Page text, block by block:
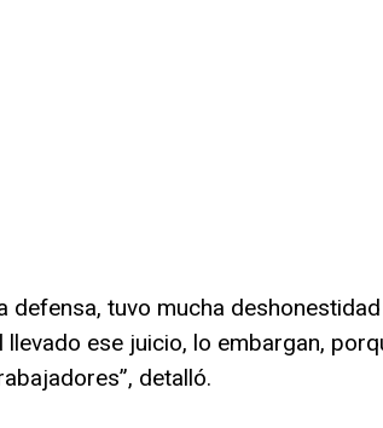
defensa, tuvo mucha
ese juicio, lo embargan,
detalló.